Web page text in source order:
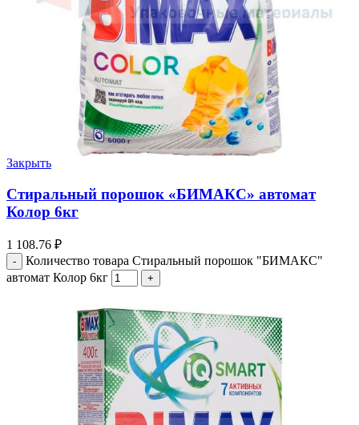
Закрыть
Стиральный порошок «БИМАКС» автомат
Колор 6кг
1 108.76 ₽
Количество товара Стиральный порошок "БИМАКС"
автомат Колор 6кг